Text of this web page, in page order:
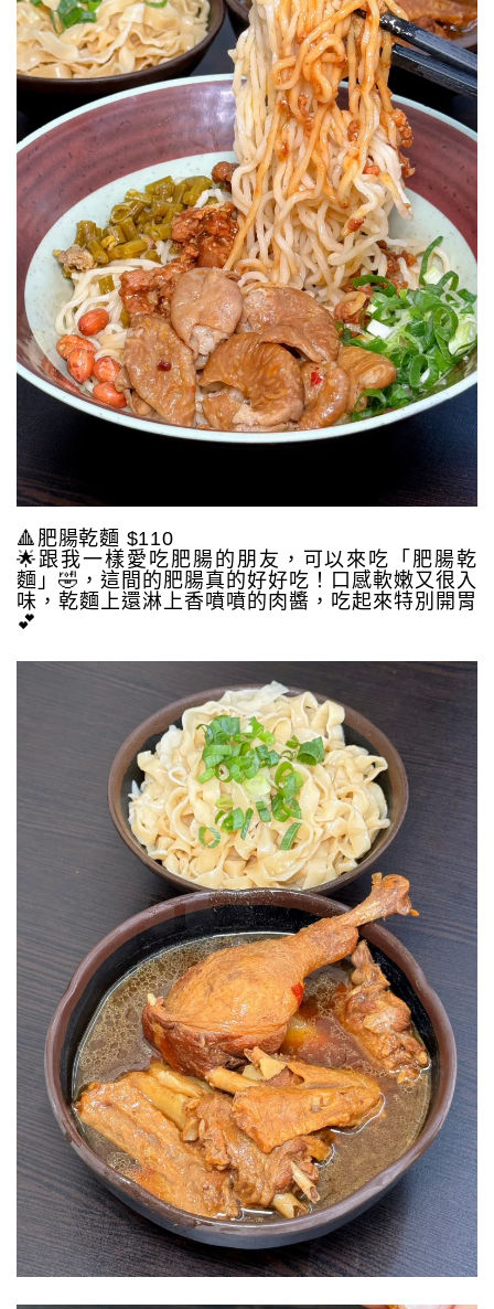
🔺肥腸乾麵 $110
🌟跟我一樣愛吃肥腸的朋友，可以來吃「肥腸乾
麵」🤣，這間的肥腸真的好好吃！口感軟嫩又很入
味，乾麵上還淋上香噴噴的肉醬，吃起來特別開胃
💕